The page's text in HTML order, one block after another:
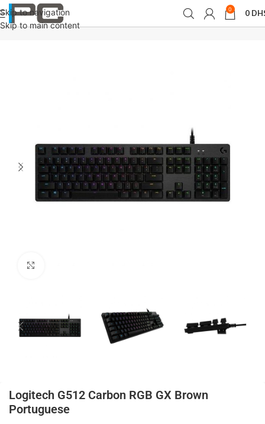
Skip to navigation
Skip to main content
0 0
Accueil Claviers
Logitech G512 Carbon RGB GX Brown
Portuguese